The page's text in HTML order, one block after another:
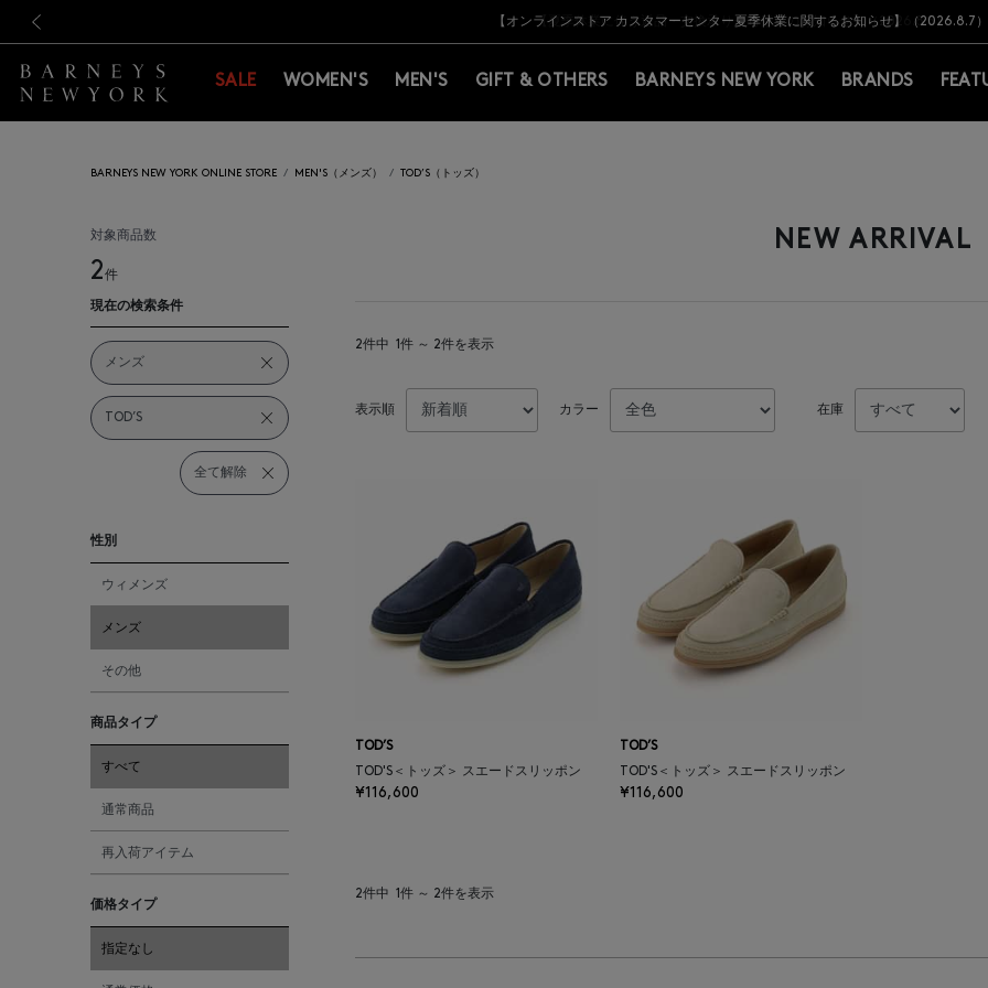
新規登録のお客様も対象！＜MY BARNEYS＞会員のお客様は11,000円（税込）以上のお買上げで常時送料無料
【夏季休業に伴う出荷一時停止のお知らせ】(2026.8.7)
【オンラインストア カスタマーセンター夏季休業に関するお知らせ】（2026.8.7）
【夏季休業に伴う返品・交換承り一時停止のお知らせ】（2026.8.5）
熊本県を中心とした地震の影響によるお荷物のお届けについて
【開催中】SUMMER SALEのご案内・ご注意事項
新規登録のお客様も対象！＜MY BARNEYS＞会員のお客様は11,000円（税込）以上のお買上げで常時送料無料
【夏季休業に伴う出荷一時停止のお知らせ】(2026.8.7)
SALE WOMEN'S MEN'S GIFT & OTHERS BARNEYS NEW YORK BRANDS
BARNEYS NEW YORK ONLINE STORE MEN'S（メンズ） TOD’S（トッズ）
対象商品数
2件
現在の検索条件
メンズ
TOD’S
全て解除
性別
ウィメンズ
メンズ
その他
商品タイプ
すべて
通常商品
再入荷アイテム
価格タイプ
指定なし
NEW ARRIVAL
2件中 1件 ～ 2件を表示
表示順 カラー 在庫
TOD’S
TOD'S＜トッズ＞ スエードスリッポン
¥116,600
TOD’S
TOD'S＜トッズ＞ スエードスリッポン
¥116,600
2件中 1件 ～ 2件を表示